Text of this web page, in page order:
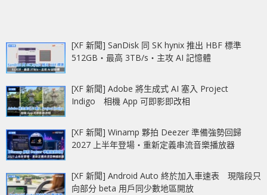
[XF 新聞] SanDisk 同 SK hynix 推出 HBF 標準
512GB‧最高 3TB/s‧主攻 AI 記憶體
[XF 新聞] Adobe 將生成式 AI 塞入 Project
Indigo 相機 App 可即影即改相
[XF 新聞] Winamp 夥拍 Deezer 準備強勢回歸
2027 上半年登場‧重新定義串流音樂播放器
[XF 新聞] Android Auto 終於加入車速表 現階段只
向部分 beta 用戶同少數地區開放